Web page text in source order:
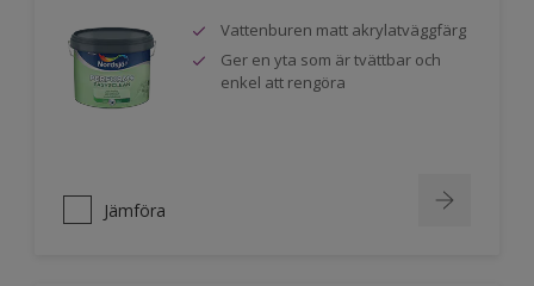
Vattenburen matt akrylatväggfärg
Ger en yta som är tvättbar och
enkel att rengöra
Jämföra